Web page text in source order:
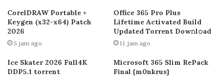
CorelDRAW Portable +
Keygen (x32-x64) Patch
2026
5 jam ago
Office 365 Pro Plus
Lifetime Activated Build
Updated Torrent Dow𝚗l𝚘аd
11 jam ago
Ice Skater 2026 Full4K
DDP5.1 torrent
Microsoft 365 Slim RePack
Final {m0nkrus}